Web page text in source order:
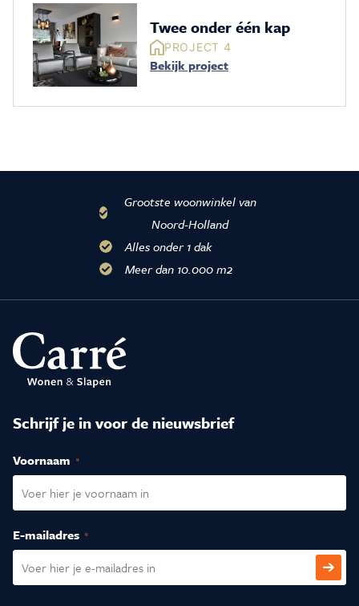
Twee onder één kap
PROJECT 4
Bekijk project
Grootste woonwinkel van
Noord-Holland
Alles onder 1 dak
Meer dan 10.000 m2
Schrijf je in voor de nieuwsbrief
Voornaam (Vereist)
E-mailadres (Vereist)